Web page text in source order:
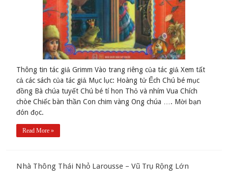
Thông tin tác giả Grimm Vào trang riêng của tác giả Xem tất
cả các sách của tác giả Mục lục: Hoàng tử Ếch Chú bé mục
đồng Bà chúa tuyết Chú bé tí hon Thỏ và nhím Vua Chích
chòe Chiếc bàn thần Con chim vàng Ong chúa …. Mời bạn
đón đọc.
Read More »
Nhà Thông Thái Nhỏ Larousse – Vũ Trụ Rộng Lớn